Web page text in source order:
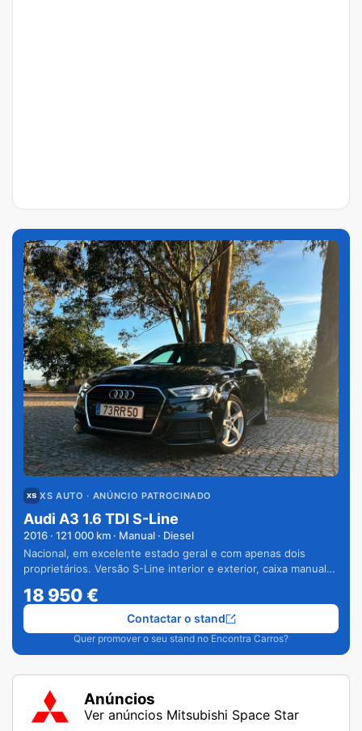
XS AUTO · ANÚNCIO PATROCINADO
Audi A3 1.6 TDI S-Line
2016 · 121 000 km · Manual · Diesel
Nacional, em excelente estado geral e com apenas dois
proprietários. Versão S-Line interior e exterior, caixa manual
18 950€
Quer promover o seu stand no Encontra Carros?
Contactar o stand
Anúncios
Ver anúncios Mitsubishi Space Star